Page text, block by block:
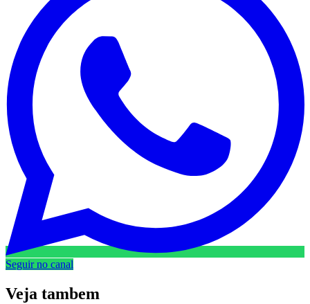
Seguir no canal
Veja tambem